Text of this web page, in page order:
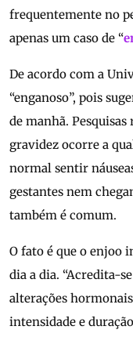
frequentemente no
apenas um caso de “
De acordo com a
“enganoso”, pois
de manhã.
gravidez ocorre a
normal sentir
gestantes nem
também é comum.
O fato é que o enjoo
dia a dia. “Acredita-
alterações
intensidade e